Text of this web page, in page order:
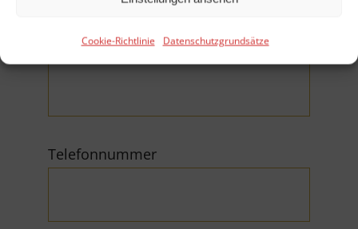
Cookie-Richtlinie Datenschutzgrundsätze
E-Mail (*Pflichtfeld)
Telefonnummer